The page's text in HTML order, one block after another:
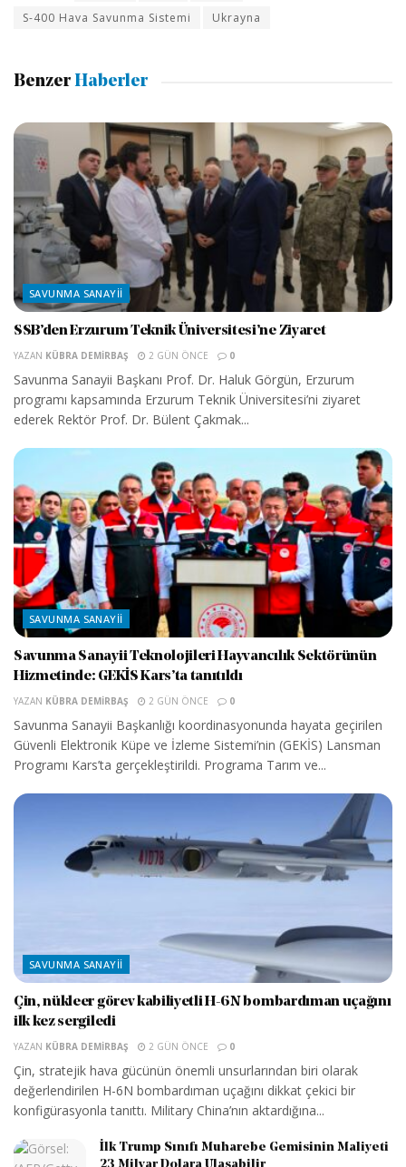
S-400 Hava Savunma Sistemi
Ukrayna
Benzer Haberler
SAVUNMA SANAYII
SSB’den Erzurum Teknik Üniversitesi’ne Ziyaret
YAZAN KÜBRA DEMIRBAŞ 2 GÜN ÖNCE 0
Savunma Sanayii Başkanı Prof. Dr. Haluk Görgün, Erzurum
programı kapsamında Erzurum Teknik Üniversitesi’ni ziyaret
ederek Rektör Prof. Dr. Bülent Çakmak...
SAVUNMA SANAYII
Savunma Sanayii Teknolojileri Hayvancılık Sektörünün
Hizmetinde: GEKİS Kars’ta tanıtıldı
YAZAN KÜBRA DEMIRBAŞ 2 GÜN ÖNCE 0
Savunma Sanayii Başkanlığı koordinasyonunda hayata geçirilen
Güvenli Elektronik Küpe ve İzleme Sistemi’nin (GEKİS) Lansman
Programı Kars’ta gerçekleştirildi. Programa Tarım ve...
SAVUNMA SANAYII
Çin, nükleer görev kabiliyetli H-6N bombardıman uçağını
ilk kez sergiledi
YAZAN KÜBRA DEMIRBAŞ 2 GÜN ÖNCE 0
Çin, stratejik hava gücünün önemli unsurlarından biri olarak
değerlendirilen H-6N bombardıman uçağını dikkat çekici bir
konfigürasyonla tanıttı. Military China’nın aktardığına...
İlk Trump Sınıfı Muharebe Gemisinin Maliyeti